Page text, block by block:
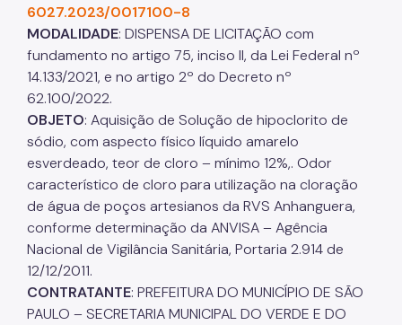
6027.2023/0017100-8
MODALIDADE: DISPENSA DE LICITAÇÃO com
fundamento no artigo 75, inciso II, da Lei Federal nº
14.133/2021, e no artigo 2º do Decreto nº
62.100/2022.
OBJETO: Aquisição de Solução de hipoclorito de
sódio, com aspecto físico líquido amarelo
esverdeado, teor de cloro – mínimo 12%,. Odor
característico de cloro para utilização na cloração
de água de poços artesianos da RVS Anhanguera,
conforme determinação da ANVISA – Agência
Nacional de Vigilância Sanitária, Portaria 2.914 de
12/12/2011.
CONTRATANTE: PREFEITURA DO MUNICÍPIO DE SÃO
PAULO – SECRETARIA MUNICIPAL DO VERDE E DO